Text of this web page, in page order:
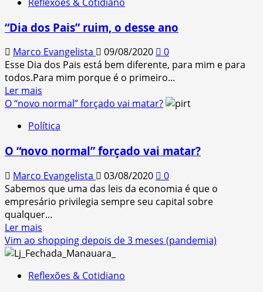
“Wanda
–
´várias
séries
´
em
uma
série
“Dia dos Pais” ruim, o desse ano
Marco Evangelista 09/08/2020
0
Esse Dia dos Pais está bem diferente, para mim e para
todos.Para mim porque é o primeiro...
Ler mais
more
“Dia
Pais”
o
desse
ano
O “novo normal” forçado vai matar?
Política
O “novo normal” forçado vai matar?
Marco Evangelista 03/08/2020
0
Sabemos que uma das leis da economia é que o
empresário privilegia sempre seu capital sobre
qualquer...
Ler mais
more
about
“novo
Vim ao shopping depois de 3 meses (pandemia)
Reflexões & Cotidiano